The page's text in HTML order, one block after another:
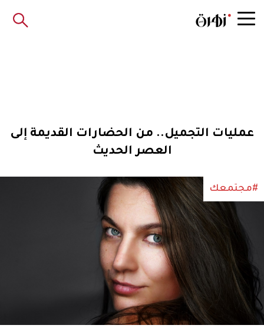
عمليات التجميل.. من الحضارات القديمة إلى
العصر الحديث
#مجتمعك